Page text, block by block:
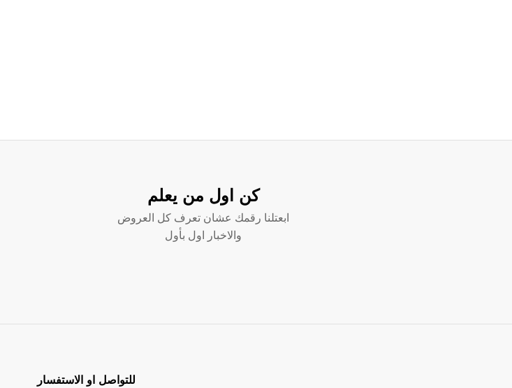
كن اول من يعلم
ابعتلنا رقمك عشان تعرف كل العروض
والاخبار اول بأول
للتواصل او الاستفسار